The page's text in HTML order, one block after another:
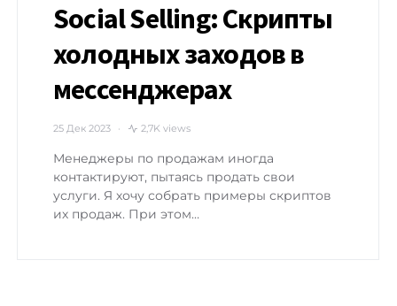
Social Selling: Скрипты
холодных заходов в
мессенджерах
25 Дек 2023 2,7K views
Менеджеры по продажам иногда
контактируют, пытаясь продать свои
услуги. Я хочу собрать примеры скриптов
их продаж. При этом…